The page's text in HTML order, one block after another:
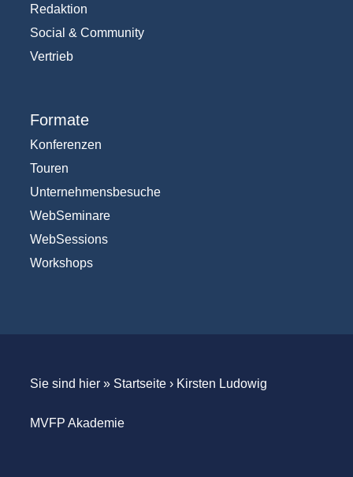
Redaktion
Social & Community
Vertrieb
Formate
Konferenzen
Touren
Unternehmensbesuche
WebSeminare
WebSessions
Workshops
Sie sind hier » Startseite› Kirsten Ludowig
MVFP Akademie